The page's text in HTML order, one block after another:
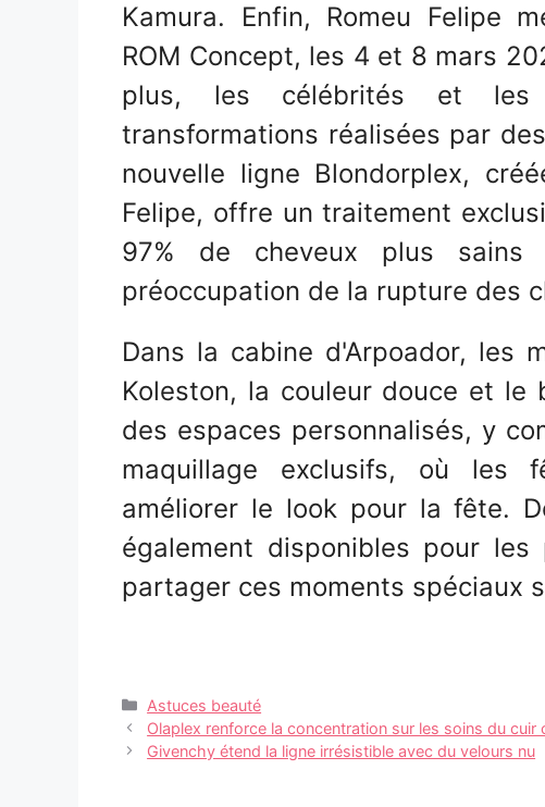
Kamura. Enfin, Romeu Felipe
ROM Concept, les 4 et 8 mars
plus, les célébrités et les
transformations réalisées par
nouvelle ligne Blondorplex,
Felipe, offre un traitement
97% de cheveux plus
préoccupation de la rupture des
Dans la cabine d'Arpoador, les
Koleston, la couleur douce et le
des espaces personnalisés, y
maquillage exclusifs, où les
améliorer le look pour la fête.
également disponibles pour
partager ces moments spéciaux
Catégories
Astuces beauté
Navigation
des
Olaplex renforce la concentration sur les soins du
Givenchy étend la ligne irrésistible avec du velours nu